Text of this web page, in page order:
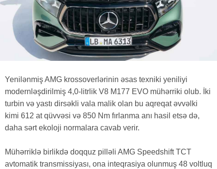
Yenilənmiş AMG krossoverlərinin əsas texniki yeniliyi
modernləşdirilmiş 4,0-litrlik V8 M177 EVO mühərriki olub. İki
turbin və yastı dirsəkli vala malik olan bu aqreqat əvvəlki
kimi 612 at qüvvəsi və 850 Nm fırlanma anı hasil etsə də,
daha sərt ekoloji normalara cavab verir.
Mühərriklə birlikdə doqquz pilləli AMG Speedshift TCT
avtomatik transmissiyası, ona inteqrasiya olunmuş 48 voltluq